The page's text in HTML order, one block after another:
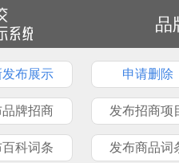
品
发布展示 申请删除
品牌招商 发布招商项
百科词条 发布商品词